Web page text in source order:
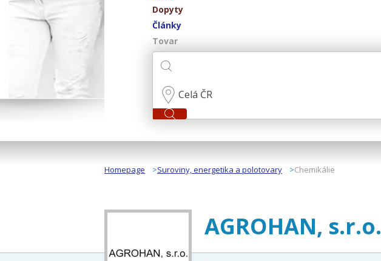
Dopyty
Články
Tovar
Celá ČR
Homepage Suroviny, energetika a polotovary Chemikálie
AGROHAN, s.r.o.